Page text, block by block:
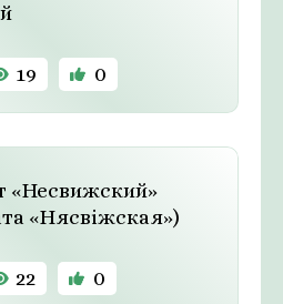
19 0
«Несвижский»
«Нясвiжская»)
22 0